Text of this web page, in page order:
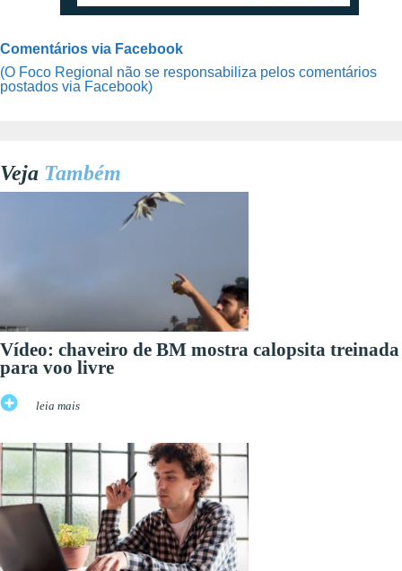
Comentários via Facebook
(O Foco Regional não se responsabiliza pelos comentários
postados via Facebook)
Veja Também
Vídeo: chaveiro de BM mostra calopsita treinada
para voo livre
leia mais